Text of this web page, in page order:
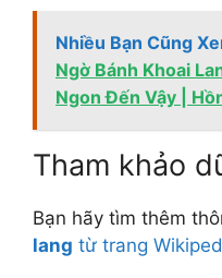
Nhiều Bạn Cũng
Ngờ Bánh Khoai
Ngon Đến Vậy |
Tham khảo
Bạn hãy tìm thêm
lang từ trang